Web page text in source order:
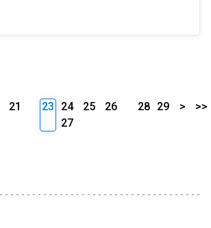
21
23 24 25
26
27
28 29 > >>